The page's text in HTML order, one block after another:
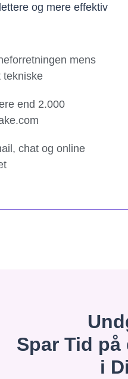
og mere effektiv
mens
tekniske​
end 2.000
chat og online
Spar Tid
i